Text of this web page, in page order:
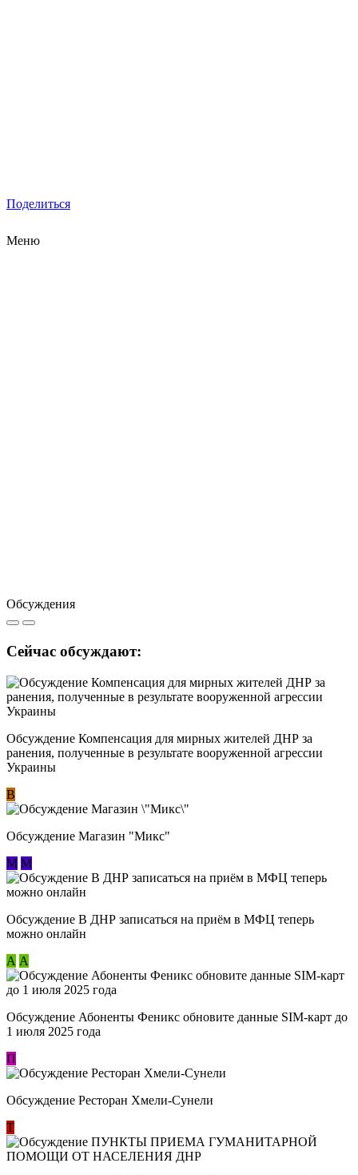
Поделиться
Меню
Обсуждения
Сейчас обсуждают:
Обсуждение Компенсация для мирных жителей ДНР за
ранения, полученные в результате вооруженной агрессии
Украины
В
Обсуждение Магазин "Микс"
М М
Обсуждение В ДНР записаться на приём в МФЦ теперь
можно онлайн
А А
Обсуждение Абоненты Феникс обновите данные SIM-карт до
1 июля 2025 года
П
Обсуждение Ресторан Хмели-Сунели
Т